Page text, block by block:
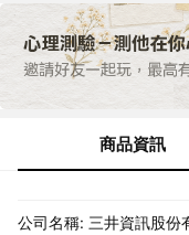
商品資訊
公司名稱: 三井資訊股份